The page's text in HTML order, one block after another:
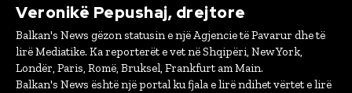
Veronikë Pepushaj, drejtore
Balkan's News gëzon statusin e një Agjencie të Pavarur dhe të
lirë Mediatike. Ka reporterët e vet në Shqipëri, New York,
Londër, Paris, Romë, Bruksel, Frankfurt am Main.
Balkan's News është një portal ku fjala e lirë ndihet vërtet e lirë